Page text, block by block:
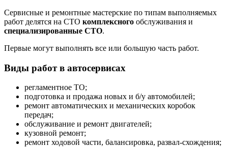
Сервисные и ремонтные мастерские по типам выполняемых
работ делятся на СТО комплексного обслуживания и
специализированные СТО.
Первые могут выполнять все или большую часть работ.
Виды работ в автосервисах
регламентное ТО;
подготовка и продажа новых и б/у автомобилей;
ремонт автоматических и механических коробок
передач;
обслуживание и ремонт двигателей;
кузовной ремонт;
ремонт ходовой части, балансировка, развал-схождения;